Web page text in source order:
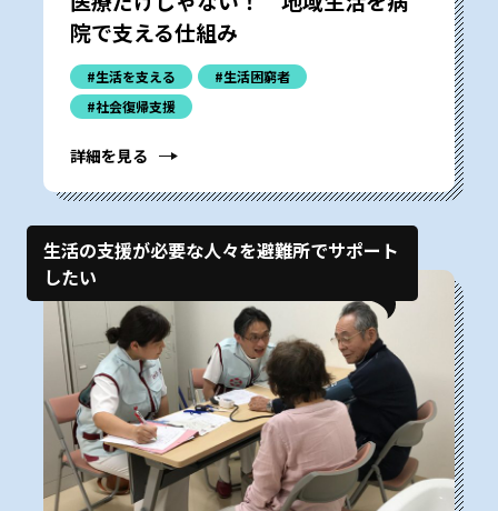
院で支える仕組み
#生活を支える
#生活困窮者
#社会復帰支援
詳細を見る
生活の支援が必要な人々を避難所でサポート
したい